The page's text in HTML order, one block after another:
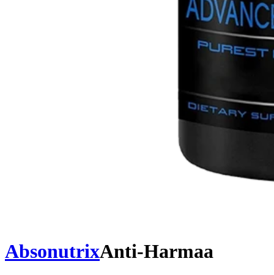
AbsonutrixAnti-Harmaa